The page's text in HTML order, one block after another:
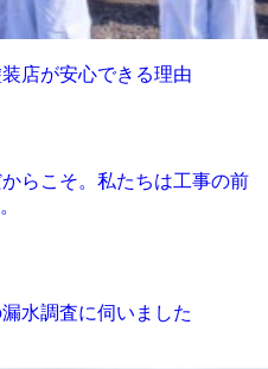
店が安心できる理由
らこそ。私たちは工事の前
水調査に伺いました